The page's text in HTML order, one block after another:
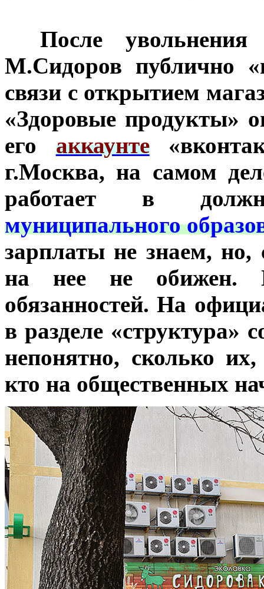
После увольнения
М.Сидоров публично
связи с открытием
«Здоровые продукты»
его аккаунте
г.Москва, на самом
работает в
муниципального
зарплаты не знаем,
на нее не обижен.
обязанностей. На
в разделе «структура»
непонятно, сколько
кто на общественных